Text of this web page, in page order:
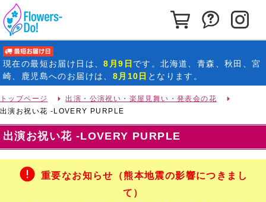
カートを見る
お問い合
現在の最短お届け日 は、8月9日 です。北海道、青森、秋田、宮
崎、鹿児島へのお届けは、 8月10日 となります。
トップページ
出演・公演祝い・楽屋見舞い・発表会の花
出演お祝い花 -LOVERY PURPLE
出演お祝い花 -LOVERY PURPLE
重要なお知らせ（熊本地震の影響につきまし
て）